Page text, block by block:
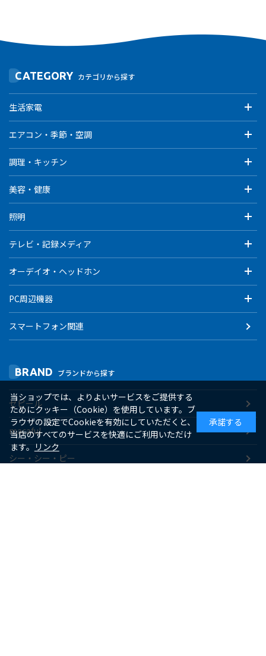
CATEGORY カテゴリから探す
生活家電
エアコン・季節・空調
調理・キッチン
美容・健康
照明
テレビ・記録メディア
オーデイオ・ヘッドホン
PC周辺機器
スマートフォン関連
BRAND ブランドから探す
ゼピール
macaful
シー・シー・ピー
当ショップでは、よりよいサービスをご提供する
ためにクッキー（Cookie）を使用しています。ブ
ラウザの設定でCookieを有効にしていただくと、
当店のすべてのサービスを快適にご利用いただけ
ます。 リンク
承諾する